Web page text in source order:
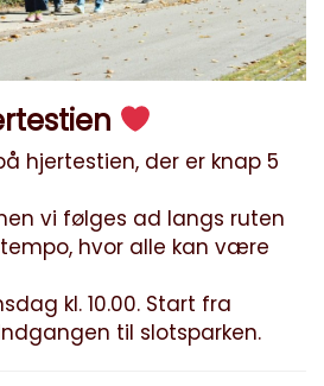
hjertestien, der er knap 5
vi følges ad langs ruten
hvor alle kan være
kl. 10.00. Start fra
til slotsparken.